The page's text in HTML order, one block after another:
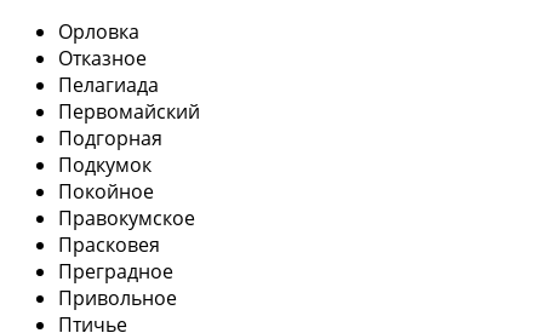
Орловка
Отказное
Пелагиада
Первомайский
Подгорная
Подкумок
Покойное
Правокумское
Прасковея
Преградное
Привольное
Птичье